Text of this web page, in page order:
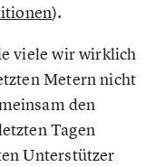
).
viele wir wirklich
Metern nicht
den
Tagen
Unterstützer